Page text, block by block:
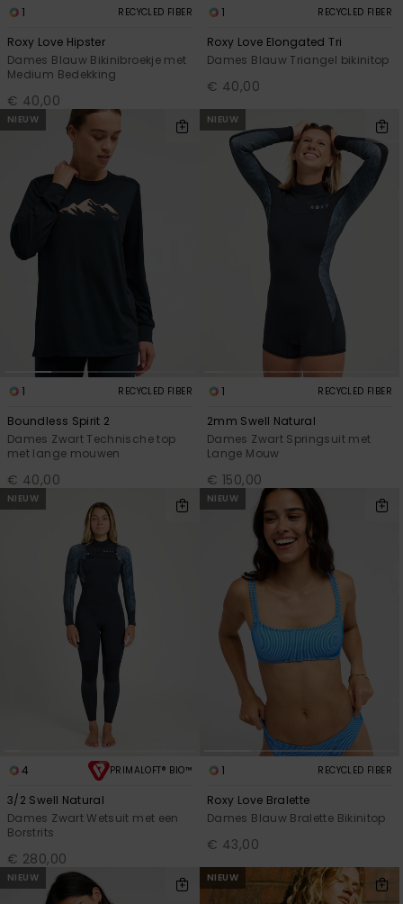
1 RECYCLED FIBER
Roxy Love Hipster
Dames Blauw Bikinibroekje met
Medium Bedekking
€ 40,00
1 RECYCLED FIBER
Roxy Love Elongated Tri
Dames Blauw Triangel bikinitop
€ 40,00
NIEUW
1 RECYCLED FIBER
Boundless Spirit 2
Dames Zwart Technische top
met lange mouwen
€ 40,00
NIEUW
1 RECYCLED FIBER
2mm Swell Natural
Dames Zwart Springsuit met
Lange Mouw
€ 150,00
NIEUW
4 PRIMALOFT® BIO™
3/2 Swell Natural
Dames Zwart Wetsuit met een
Borstrits
€ 280,00
NIEUW
1 RECYCLED FIBER
Roxy Love Bralette
Dames Blauw Bralette Bikinitop
€ 43,00
NIEUW NIEUW